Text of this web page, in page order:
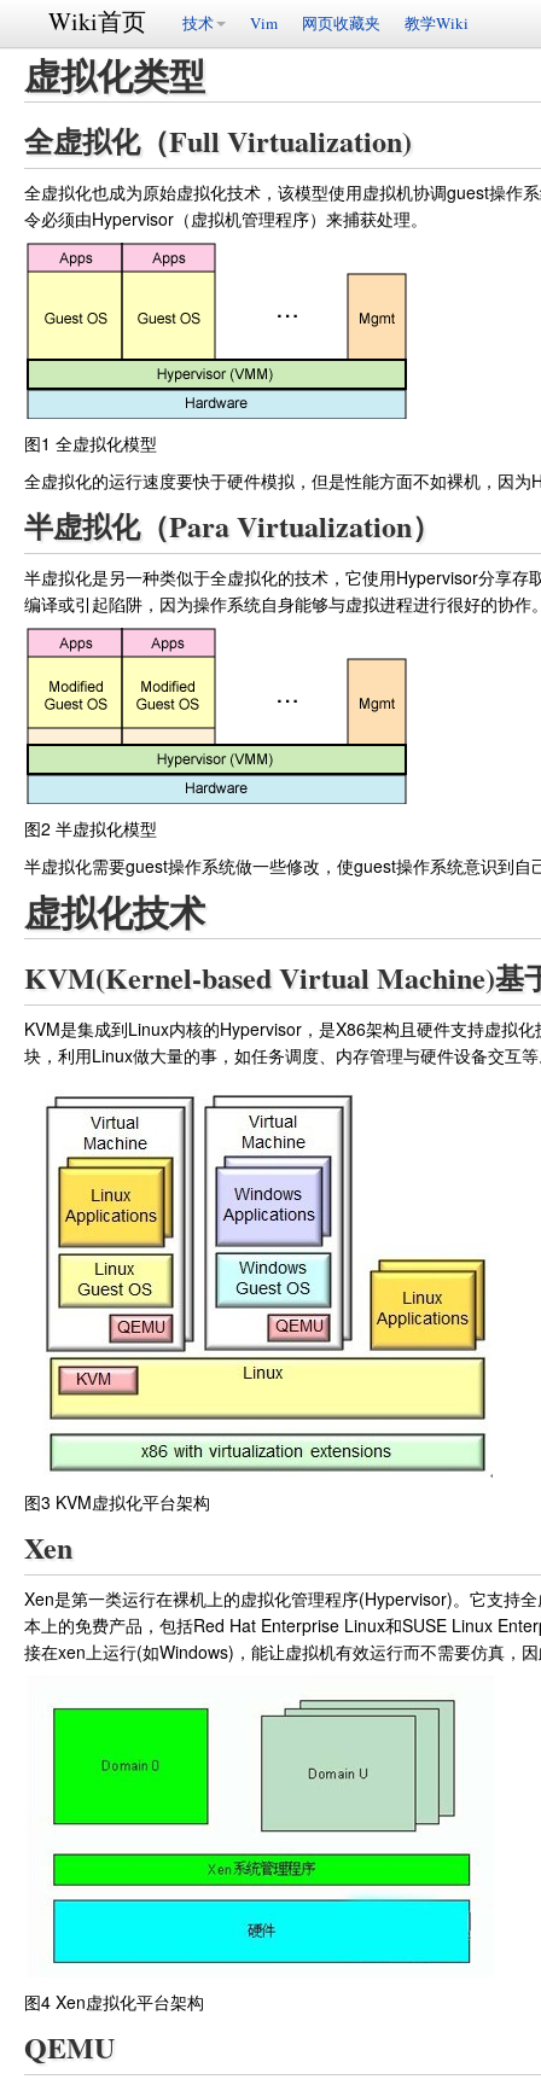
Wiki首页 技术 Vim 网页收藏夹 教学Wiki
虚拟化类型
全虚拟化（Full Virtualization)
全虚拟化也成为原始虚拟化技术，该模型使用虚拟机协调guest操作
令必须由Hypervisor（虚拟机管理程序）来捕获处理。
图1 全虚拟化模型
全虚拟化的运行速度要快于硬件模拟，但是性能方面不如裸机，因
半虚拟化（Para Virtualization）
半虚拟化是另一种类似于全虚拟化的技术，它使用Hypervisor分享
编译或引起陷阱，因为操作系统自身能够与虚拟进程进行很好的协作
图2 半虚拟化模型
半虚拟化需要guest操作系统做一些修改，使guest操作系统意识到
虚拟化技术
KVM(Kernel-based Virtual Machine)基
KVM是集成到Linux内核的Hypervisor，是X86架构且硬件支持虚拟
块，利用Linux做大量的事，如任务调度、内存管理与硬件设备交互
图3 KVM虚拟化平台架构
Xen
Xen是第一类运行在裸机上的虚拟化管理程序(Hypervisor)。它支持
本上的免费产品，包括Red Hat Enterprise Linux和SUSE Linux
接在xen上运行(如Windows)，能让虚拟机有效运行而不需要仿真，
图4 Xen虚拟化平台架构
QEMU